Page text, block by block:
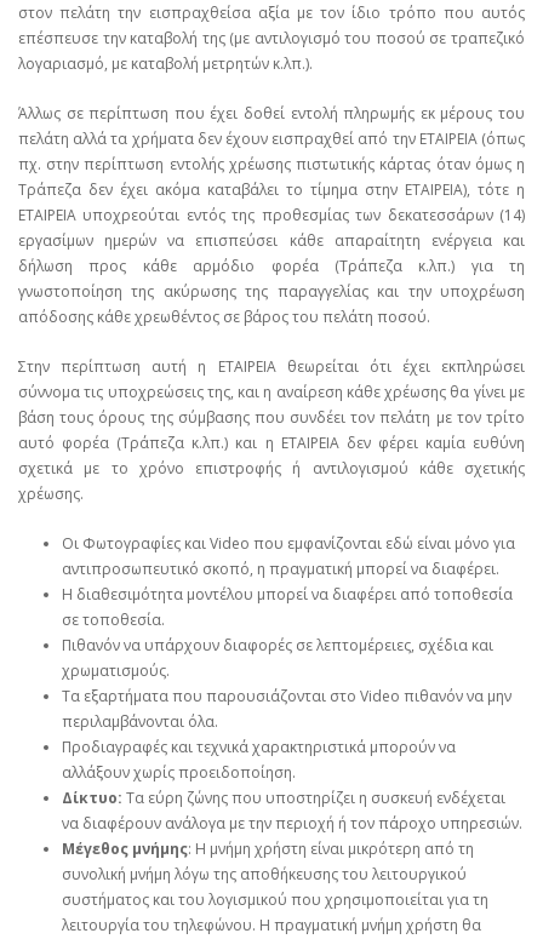
στον πελάτη την εισπραχθείσα αξία με τον ίδιο τρόπο που αυτός
επέσπευσε την καταβολή της (με αντιλογισμό του ποσού σε τραπεζικό
λογαριασμό, με καταβολή μετρητών κ.λπ.).
Άλλως σε περίπτωση που έχει δοθεί εντολή πληρωμής εκ μέρους του
πελάτη αλλά τα χρήματα δεν έχουν εισπραχθεί από την ΕΤΑΙΡΕΙΑ (όπως
πχ. στην περίπτωση εντολής χρέωσης πιστωτικής κάρτας όταν όμως η
Τράπεζα δεν έχει ακόμα καταβάλει το τίμημα στην ΕΤΑΙΡΕΙΑ), τότε η
ΕΤΑΙΡΕΙΑ υποχρεούται εντός της προθεσμίας των δεκατεσσάρων (14)
εργασίμων ημερών να επισπεύσει κάθε απαραίτητη ενέργεια και
δήλωση προς κάθε αρμόδιο φορέα (Τράπεζα κ.λπ.) για τη
γνωστοποίηση της ακύρωσης της παραγγελίας και την υποχρέωση
απόδοσης κάθε χρεωθέντος σε βάρος του πελάτη ποσού.
Στην περίπτωση αυτή η ΕΤΑΙΡΕΙΑ θεωρείται ότι έχει εκπληρώσει
σύννομα τις υποχρεώσεις της, και η αναίρεση κάθε χρέωσης θα γίνει με
βάση τους όρους της σύμβασης που συνδέει τον πελάτη με τον τρίτο
αυτό φορέα (Τράπεζα κ.λπ.) και η ΕΤΑΙΡΕΙΑ δεν φέρει καμία ευθύνη
σχετικά με το χρόνο επιστροφής ή αντιλογισμού κάθε σχετικής
χρέωσης.
Οι Φωτογραφίες και Video που εμφανίζονται εδώ είναι μόνο για
αντιπροσωπευτικό σκοπό, η πραγματική μπορεί να διαφέρει.
Η διαθεσιμότητα μοντέλου μπορεί να διαφέρει από τοποθεσία
σε τοποθεσία.
Πιθανόν να υπάρχουν διαφορές σε λεπτομέρειες, σχέδια και
χρωματισμούς.
Τα εξαρτήματα που παρουσιάζονται στο Video πιθανόν να μην
περιλαμβάνονται όλα.
Προδιαγραφές και τεχνικά χαρακτηριστικά μπορούν να
αλλάξουν χωρίς προειδοποίηση.
Δίκτυο: Τα εύρη ζώνης που υποστηρίζει η συσκευή ενδέχεται
να διαφέρουν ανάλογα με την περιοχή ή τον πάροχο υπηρεσιών.
Μέγεθος μνήμης: Η μνήμη χρήστη είναι μικρότερη από τη
συνολική μνήμη λόγω της αποθήκευσης του λειτουργικού
συστήματος και του λογισμικού που χρησιμοποιείται για τη
λειτουργία του τηλεφώνου. Η πραγματική μνήμη χρήστη θα